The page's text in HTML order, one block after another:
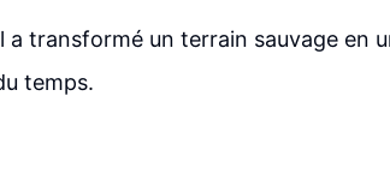
a transformé un terrain sauvage en
temps.